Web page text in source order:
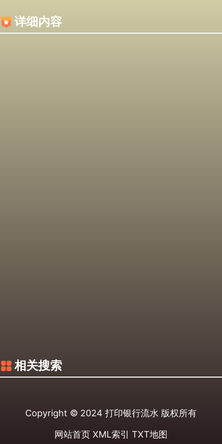
详细内容
相关搜索
Copyright © 2024 打印银行流水 版权所有
网站首页 XML索引 TXT地图